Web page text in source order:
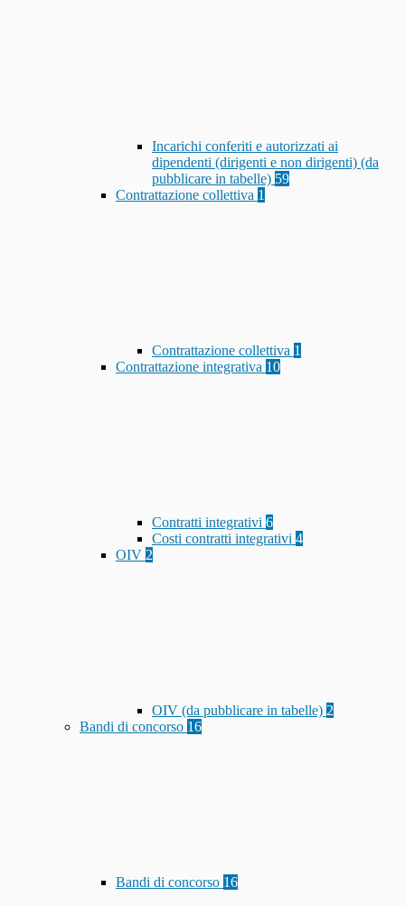
Incarichi conferiti e autorizzati ai
dipendenti (dirigenti e non dirigenti) (da
pubblicare in tabelle) 59
Contrattazione collettiva 1
Contrattazione collettiva 1
Contrattazione integrativa 10
Contratti integrativi 6
Costi contratti integrativi 4
OIV 2
OIV (da pubblicare in tabelle) 2
Bandi di concorso 16
Bandi di concorso 16